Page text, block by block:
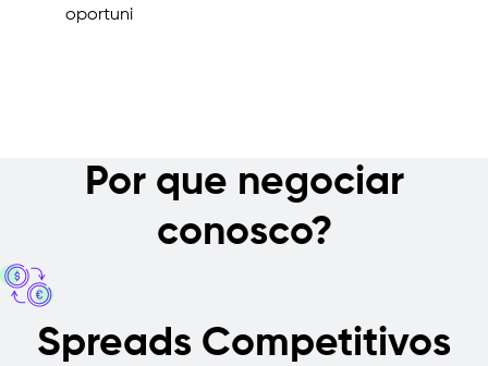
oportunidades.
Por que negociar
conosco?
Spreads Competitivos